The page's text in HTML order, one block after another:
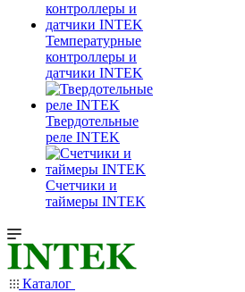
Температурные
контроллеры и
датчики INTEK
Твердотельные
реле INTEK
Счетчики и
таймеры INTEK
Каталог